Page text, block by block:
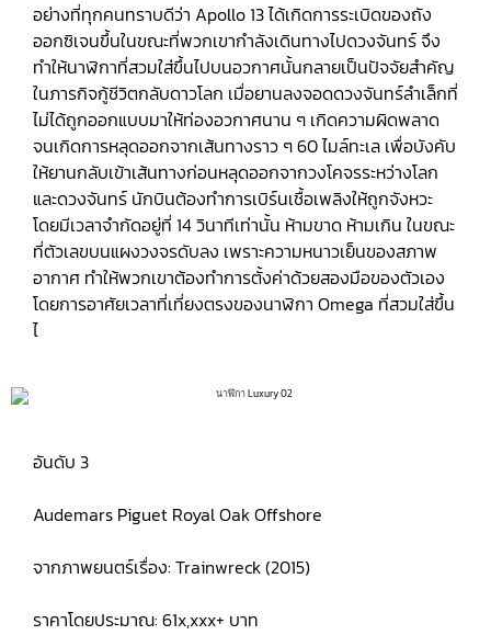
อย่างที่ทุกคนทราบดีว่า Apollo 13 ได้เกิดการระเบิดของถัง
ออกซิเจนขึ้นในขณะที่พวกเขากำลังเดินทางไปดวงจันทร์ จึง
ทำให้นาฬิกาที่สวมใส่ขึ้นไปบนอวกาศนั้นกลายเป็นปัจจัยสำคัญ
ในภารกิจกู้ชีวิตกลับดาวโลก เมื่อยานลงจอดดวงจันทร์ลำเล็กที่
ไม่ได้ถูกออกแบบมาให้ท่องอวกาศนาน ๆ เกิดความผิดพลาด
จนเกิดการหลุดออกจากเส้นทางราว ๆ 60 ไมล์ทะเล เพื่อบังคับ
ให้ยานกลับเข้าเส้นทางก่อนหลุดออกจากวงโคจรระหว่างโลก
และดวงจันทร์ นักบินต้องทำการเบิร์นเชื้อเพลิงให้ถูกจังหวะ
โดยมีเวลาจำกัดอยู่ที่ 14 วินาทีเท่านั้น ห้ามขาด ห้ามเกิน ในขณะ
ที่ตัวเลขบนแผงวงจรดับลง เพราะความหนาวเย็นของสภาพ
อากาศ ทำให้พวกเขาต้องทำการตั้งค่าด้วยสองมือของตัวเอง
โดยการอาศัยเวลาที่เที่ยงตรงของนาฬิกา Omega ที่สวมใส่ขึ้น
ไ
อันดับ 3
Audemars Piguet Royal Oak Offshore
จากภาพยนตร์เรื่อง: Trainwreck (2015)
ราคาโดยประมาณ: 61x,xxx+ บาท